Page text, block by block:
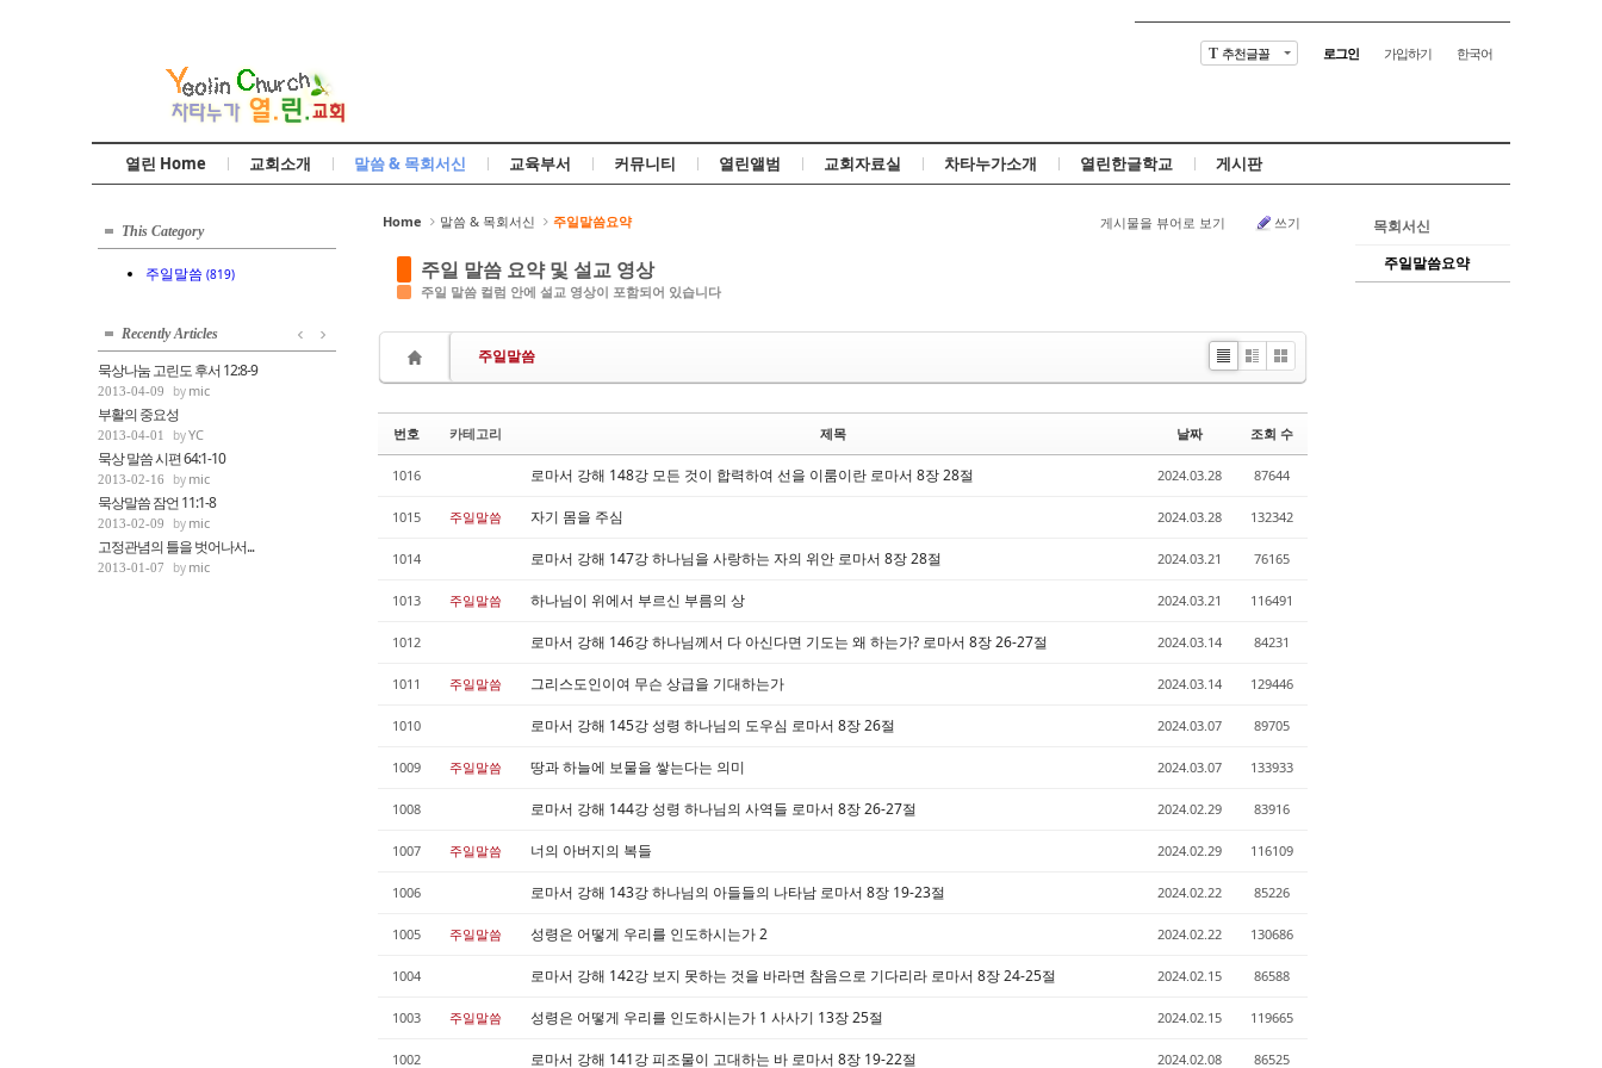
T 추천글꼴 로그인 가입하기 한국어
열린 Home 교회소개 말씀 & 목회서신 교육부서 커뮤니티 열린앨범 교회자료실 차타누가소개 열린한글학교 게시판
목회서신
주일말씀요약
Home 말씀 & 목회서신 주일말씀요약 게시물을 뷰어로 보기 쓰기
주일 말씀 요약 및 설교 영상
주일 말씀 컬럼 안에 설교 영상이 포함되어 있습니다
주일말씀
Li
Zi
e
G
le
r
y
번호 카테고리 제목 날짜 조회 수
1016 로마서 강해 148강 모든 것이 합력하여 선을 이룸이란 로마서 8장 28절 2024.03.28 87644
1015 주일말씀 자기 몸을 주심 2024.03.28 132342
1014 로마서 강해 147강 하나님을 사랑하는 자의 위안 로마서 8장 28절 2024.03.21 76165
1013 주일말씀 하나님이 위에서 부르신 부름의 상 2024.03.21 116491
1012 로마서 강해 146강 하나님께서 다 아신다면 기도는 왜 하는가? 로마서 8장 26-27절 2024.03.14 84231
1011 주일말씀 그리스도인이여 무슨 상급을 기대하는가 2024.03.14 129446
1010 로마서 강해 145강 성령 하나님의 도우심 로마서 8장 26절 2024.03.07 89705
1009 주일말씀 땅과 하늘에 보물을 쌓는다는 의미 2024.03.07 133933
1008 로마서 강해 144강 성령 하나님의 사역들 로마서 8장 26-27절 2024.02.29 83916
1007 주일말씀 너의 아버지의 복들 2024.02.29 116109
1006 로마서 강해 143강 하나님의 아들들의 나타남 로마서 8장 19-23절 2024.02.22 85226
1005 주일말씀 성령은 어떻게 우리를 인도하시는가 2 2024.02.22 130686
1004 로마서 강해 142강 보지 못하는 것을 바라면 참음으로 기다리라 로마서 8장 24-25절 2024.02.15 86588
1003 주일말씀 성령은 어떻게 우리를 인도하시는가 1 사사기 13장 25절 2024.02.15 119665
1002 로마서 강해 141강 피조물이 고대하는 바 로마서 8장 19-22절 2024.02.08 86525
This Category
주일말씀 (819)
Recently Articles
묵상나눔 고린도 후서 12:8-9
2013-04-09 mic
부활의 중요성
2013-04-01 YC
묵상 말씀 시편 64:1-10
2013-02-16 mic
묵상말씀 잠언 11:1-8
2013-02-09 mic
고정관념의 틀을 벗어나서...
2013-01-07 mic
Sketchbook5, 스케치북5
Sketchbook5, 스케치북5